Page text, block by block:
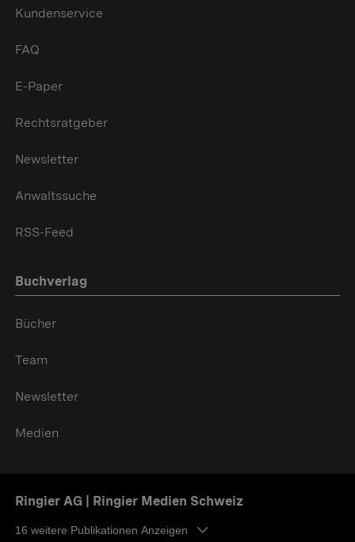
Kundenservice
FAQ
E-Paper
Rechtsratgeber
Newsletter
Anwaltssuche
RSS-Feed
Buchverlag
Bücher
Team
Newsletter
Medien
Ringier AG | Ringier Medien Schweiz
16 weitere Publikationen Anzeigen